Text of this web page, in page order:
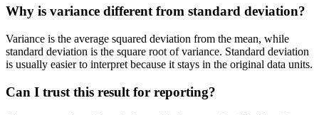
Why is variance different from standard deviation?
Variance is the average squared deviation from the mean, while
standard deviation is the square root of variance. Standard deviation
is usually easier to interpret because it stays in the original data units.
Can I trust this result for reporting?